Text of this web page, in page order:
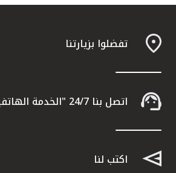
تفضلوا بزيارتنا
اتصل بنا 24/7 "الخدمة الهاتفية" 1803333
اكتب لنا